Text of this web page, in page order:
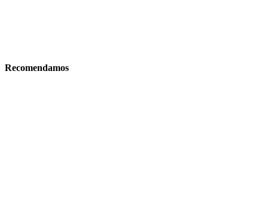
Recomendamos